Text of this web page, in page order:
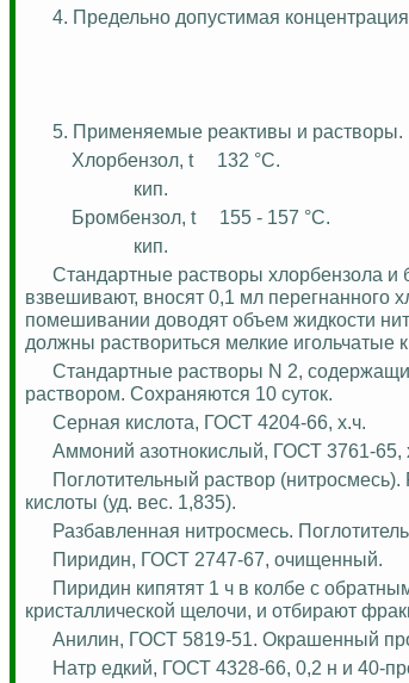
4. Предельно допустимая
5. Применяемые реактивы и растворы.
Хлорбензол, t
132 °С.
кип.
Бромбензол, t
155 - 157 °С.
кип.
Стандартные растворы хлорбензола и
взвешивают, вносят 0,1 мл
помешивании доводят объем жидкости
должны раствориться мелкие игольчатые
Стандартные растворы N 2,
раствором. Сохраняются 10 суток.
Серная кислота, ГОСТ 4204-66, х. ч
Аммоний азотнокислый, ГОСТ 3761-65,
Поглотительный раствор (нитросмесь).
кислоты (уд вес. 1,835).
Разбавленная нитросмесь .
Пиридин, ГОСТ 2747-67, очищенный.
Пиридин кипятят 1 ч в колбе с
кристаллической щелочи, и отбирают
Анилин, ГОСТ 5819-51. Окрашенный
Натр едкий, ГОСТ 4328-66, 0,2 н и 40-